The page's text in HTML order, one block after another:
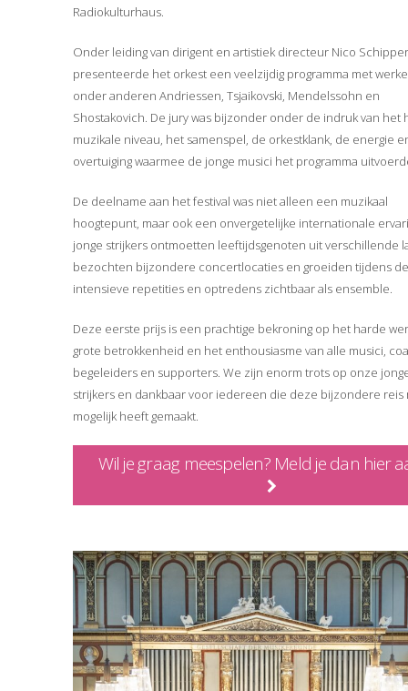
Radiokulturhaus.
Onder leiding van dirigent en artistiek directeur Nico
presenteerde het orkest een veelzijdig programma met
onder anderen Andriessen, Tsjaikovski, Mendelssohn en
Shostakovich. De jury was bijzonder onder de indruk van het
muzikale niveau, het samenspel, de orkestklank, de energie
overtuiging waarmee de jonge musici het programma
De deelname aan het festival was niet alleen een muzikaal
hoogtepunt, maar ook een onvergetelijke internationale
jonge strijkers ontmoetten leeftijdsgenoten uit verschillende
bezochten bijzondere concertlocaties en groeiden tijdens de
intensieve repetities en optredens zichtbaar als ensemble.
Deze eerste prijs is een prachtige bekroning op het harde
grote betrokkenheid en het enthousiasme van alle musici,
begeleiders en supporters. We zijn enorm trots op onze
strijkers en dankbaar voor iedereen die deze bijzondere reis
mogelijk heeft gemaakt.
Wil je graag meespelen? Meld je dan hier